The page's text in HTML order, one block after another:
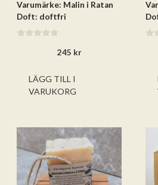
Varumärke: Malin i Ratan
Doft: doftfri
245 kr
LÄGG TILL I
VARUKORG
Betala via bankkonto